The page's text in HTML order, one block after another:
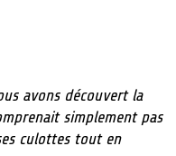
avons découvert la
simplement pas
culottes tout en